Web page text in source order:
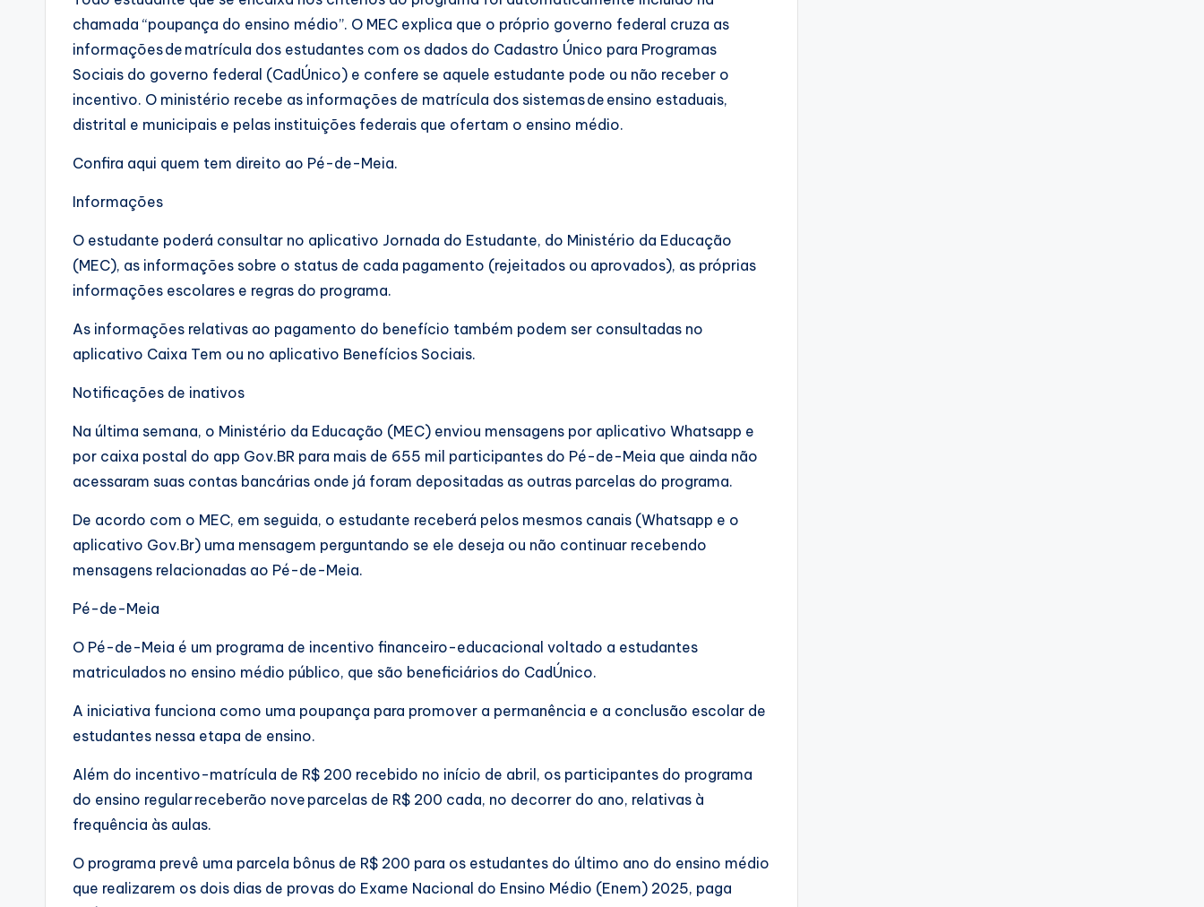
chamada “poupança do ensino médio”. O MEC explica que o próprio governo federal cruza as
informações de matrícula dos estudantes com os dados do Cadastro Único para Programas
Sociais do governo federal (CadÚnico) e confere se aquele estudante pode ou não receber o
incentivo. O ministério recebe as informações de matrícula dos sistemas de ensino estaduais,
distrital e municipais e pelas instituições federais que ofertam o ensino médio.
Confira aqui quem tem direito ao Pé-de-Meia.
Informações
O estudante poderá consultar no aplicativo Jornada do Estudante, do Ministério da Educação
(MEC), as informações sobre o status de cada pagamento (rejeitados ou aprovados), as próprias
informações escolares e regras do programa.
As informações relativas ao pagamento do benefício também podem ser consultadas no
aplicativo Caixa Tem ou no aplicativo Benefícios Sociais.
Notificações de inativos
Na última semana, o Ministério da Educação (MEC) enviou mensagens por aplicativo Whatsapp e
por caixa postal do app Gov.BR para mais de 655 mil participantes do Pé-de-Meia que ainda não
acessaram suas contas bancárias onde já foram depositadas as outras parcelas do programa.
De acordo com o MEC, em seguida, o estudante receberá pelos mesmos canais (Whatsapp e o
aplicativo Gov.Br) uma mensagem perguntando se ele deseja ou não continuar recebendo
mensagens relacionadas ao Pé-de-Meia.
Pé-de-Meia
O Pé-de-Meia é um programa de incentivo financeiro-educacional voltado a estudantes
matriculados no ensino médio público, que são beneficiários do CadÚnico.
A iniciativa funciona como uma poupança para promover a permanência e a conclusão escolar de
estudantes nessa etapa de ensino.
Além do incentivo-matrícula de R$ 200 recebido no início de abril, os participantes do programa
do ensino regular receberão nove parcelas de R$ 200 cada, no decorrer do ano, relativas à
frequência às aulas.
O programa prevê uma parcela bônus de R$ 200 para os estudantes do último ano do ensino médio
que realizarem os dois dias de provas do Exame Nacional do Ensino Médio (Enem) 2025, paga